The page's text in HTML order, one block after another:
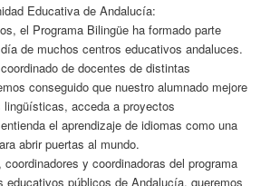
Educativa de Andalucía:
el Programa Bilingüe ha formado parte
de muchos centros educativos andaluces.
de docentes de distintas
conseguido que nuestro alumnado mejore
acceda a proyectos
el aprendizaje de idiomas como una
abrir puertas al mundo.
y coordinadoras del programa
educativos públicos de Andalucía, queremos